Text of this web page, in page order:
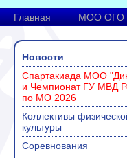
Главная МОО ОГО
Новости
Спартакиада МОО
и Чемпионат ГУ МВД
по МО 2026
Коллективы
культуры
Соревнования